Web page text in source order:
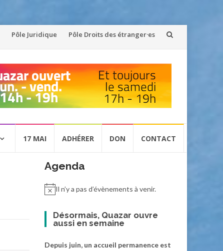
Pôle Juridique Pôle Droits des étranger·es
17 MAI ADHÉRER DON CONTACT
Agenda
Il n’y a pas d’évènements à venir.
Désormais, Quazar ouvre
aussi en semaine
Depuis juin, un accueil permanence est